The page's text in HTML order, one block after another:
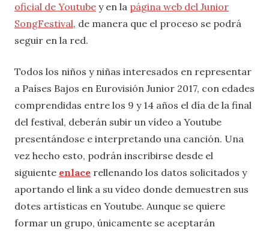
oficial de Youtube y en la página web del Junior
SongFestival, de manera que el proceso se podrá
seguir en la red.
Todos los niños y niñas interesados en representar
a Países Bajos en Eurovisión Junior 2017, con edades
comprendidas entre los 9 y 14 años el día de la final
del festival, deberán subir un vídeo a Youtube
presentándose e interpretando una canción. Una
vez hecho esto, podrán inscribirse desde el
siguiente enlace rellenando los datos solicitados y
aportando el link a su vídeo donde demuestren sus
dotes artísticas en Youtube. Aunque se quiere
formar un grupo, únicamente se aceptarán